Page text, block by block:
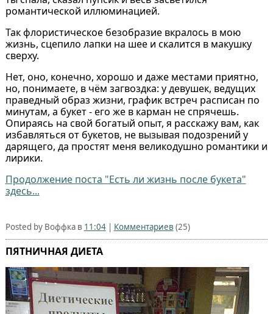
романтической иллюминацией.
Так флористическое безобразие вкралось в мою
жизнь, сцепило лапки на шее и скалится в макушку
сверху.
Нет, оно, конечно, хорошо и даже местами приятно,
но, понимаете, в чём загвоздка: у девушек, ведущих
праведный образ жизни, график встреч расписан по
минутам, а букет - его же в карман не спрячешь.
Опираясь на свой богатый опыт, я расскажу вам, как
избавляться от букетов, не вызывая подозрений у
дарящего, да простят меня великодушно романтики и
лирики.
Продолжение поста "Есть ли жизнь после букета"
здесь...
Posted by Воффка в 11:04| Комментариев (25)
ПЯТНИЧНАЯ ДИЕТА